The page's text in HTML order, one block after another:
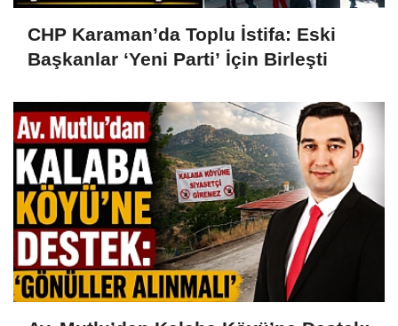
CHP Karaman’da Toplu İstifa: Eski
Başkanlar ‘Yeni Parti’ İçin Birleşti